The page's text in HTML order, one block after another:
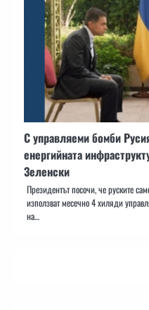
С управляеми бомби
енергийната
Зеленски
Президентът посочи, че руските
използват месечно 4 хиляди
на…